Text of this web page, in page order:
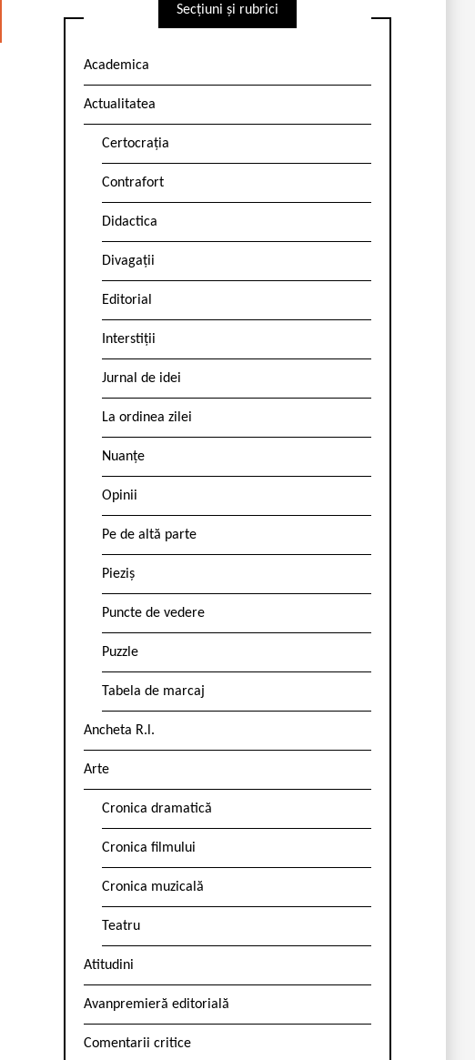
Secțiuni și rubrici
Academica
Actualitatea
Certocrația
Contrafort
Didactica
Divagații
Editorial
Interstiții
Jurnal de idei
La ordinea zilei
Nuanțe
Opinii
Pe de altă parte
Pieziș
Puncte de vedere
Puzzle
Tabela de marcaj
Ancheta R.l.
Arte
Cronica dramatică
Cronica filmului
Cronica muzicală
Teatru
Atitudini
Avanpremieră editorială
Comentarii critice